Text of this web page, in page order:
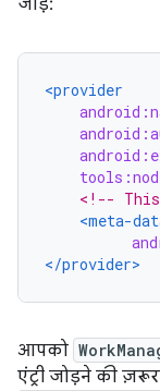
जोड़ें:
<provider
<!-- This
<meta-
</provider>
आपको
एंट्री जोड़ने की